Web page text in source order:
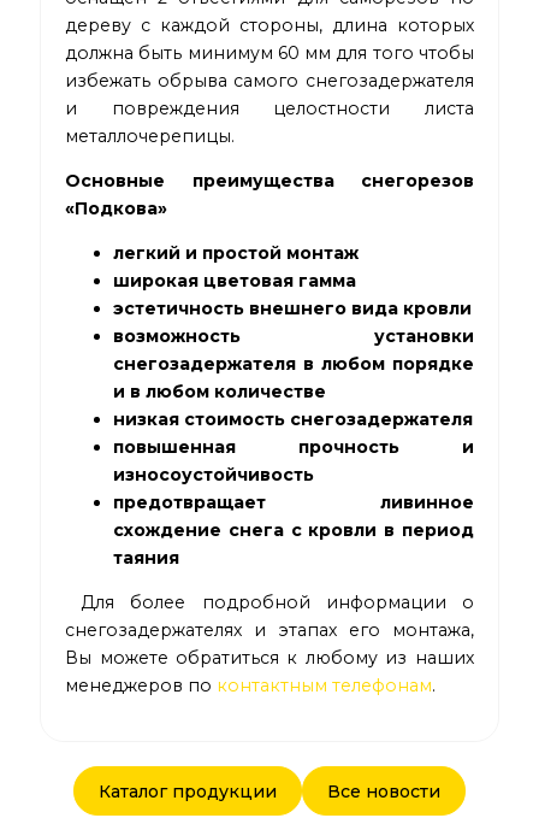
дереву с каждой стороны, длина которых
должна быть минимум 60 мм для того чтобы
избежать обрыва самого снегозадержателя
и повреждения целостности листа
металлочерепицы.
Основные преимущества снегорезов
«Подкова»
легкий и простой монтаж
широкая цветовая гамма
эстетичность внешнего вида кровли
возможность установки
снегозадержателя в любом порядке
и в любом количестве
низкая стоимость снегозадержателя
повышенная прочность и
износоустойчивость
предотвращает ливинное
схождение снега с кровли в период
таяния
Для более подробной информации о
снегозадержателях и этапах его монтажа,
Вы можете обратиться к любому из наших
менеджеров по контактным телефонам.
Каталог продукции Все новости